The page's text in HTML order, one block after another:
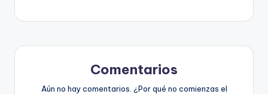
Comentarios
Aún no hay comentarios. ¿Por qué no comienzas el